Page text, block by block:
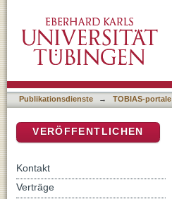
Reflexion
Publikationsdienste → TOBIAS-portale
VERÖFFENTLICHEN
Kontakt
Verträge